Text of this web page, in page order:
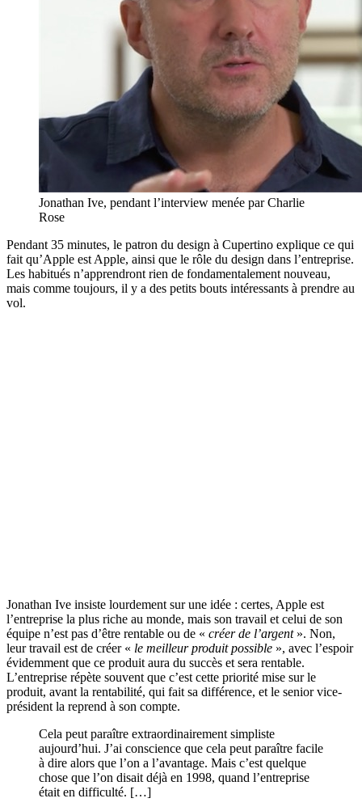
Jonathan Ive, pendant l’interview menée par Charlie
Rose
Pendant 35 minutes, le patron du design à Cupertino explique ce qui
fait qu’Apple est Apple, ainsi que le rôle du design dans l’entreprise.
Les habitués n’apprendront rien de fondamentalement nouveau,
mais comme toujours, il y a des petits bouts intéressants à prendre au
vol.
Jonathan Ive insiste lourdement sur une idée : certes, Apple est
l’entreprise la plus riche au monde, mais son travail et celui de son
équipe n’est pas d’être rentable ou de « créer de l’argent». Non,
leur travail est de créer « le meilleur produit possible », avec l’espoir
évidemment que ce produit aura du succès et sera rentable.
L’entreprise répète souvent que c’est cette priorité mise sur le
produit, avant la rentabilité, qui fait sa différence, et le senior vice-
président la reprend à son compte.
Cela peut paraître extraordinairement simpliste
aujourd’hui. J’ai conscience que cela peut paraître facile
à dire alors que l’on a l’avantage. Mais c’est quelque
chose que l’on disait déjà en 1998, quand l’entreprise
était en difficulté. […]